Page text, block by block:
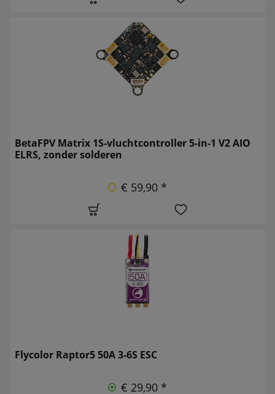
BetaFPV Matrix 1S-vluchtcontroller 5-in-1 V2 AIO
ELRS, zonder solderen
€ 59,90 *
Flycolor Raptor5 50A 3-6S ESC
€ 29,90 *